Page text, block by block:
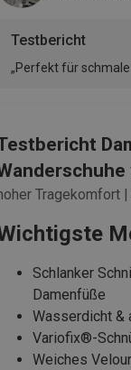
Testbericht
„Perfekt für
Tragekomfort
Schlanker
Damenfüße
Wasserdicht &
Variofix®-
Weiches